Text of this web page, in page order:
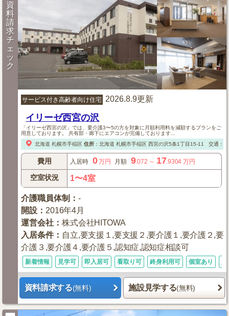
資
料
請
求
チ
ェ
ッ
ク
サービス付き高齢者向け住宅 2026.8.9更新
イリーゼ西宮の沢
「イリーゼ西宮の沢」では、要介護3〜5の方を対象に月額利用料を減額するプランをご
用意しております。 共有部・廊下にエアコンが完備しております...
北海道 札幌市手稲区 住所： 北海道 札幌市手稲区西宮の沢5条1丁目15-11 交通：□
費用 入居時 0万円 月額 9.072 ～ 17.9304 万円
空室状況 1〜4室
介護職員体制 ：-
開設 ： 2016年4月
運営会社 ：株式会社HITOWA
入居条件： 自立,要支援１,要支援２,要介護１,要介護２,要
介護３,要介護４,要介護５,認知症,認知症相談可
新着情報 見学可 即入居可 看取り可 終身利用可 個室あり
資料請求する(無料) 施設見学する(無料)